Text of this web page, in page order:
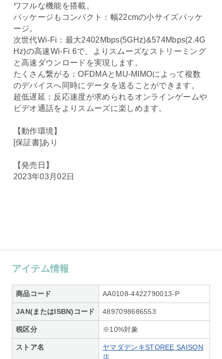
ワフルな機能を搭載。
パッケージもコンパクト：幅22cmの小サイズパッケ
ージ。
次世代Wi-Fi：最大2402Mbps(5GHz)&574Mbps(2.4G
Hz)の高速Wi-Fi 6で、よりスムーズなストリーミング
と高速ダウンロードを実現します。
たくさん繋がる：OFDMAとMU-MIMOによって複数
のデバイスへ同時にデータを送ることができます。
超低遅延：反応速度が求められるオンラインゲームや
ビデオ通話をよりスムーズに楽しめます。
【動作環境】
[保証書]あり
【発売日】
2023年03月02日
アイテム情報
商品コード AA0108-4422790013-P
JAN(またはISBN)コード 4897098686553
税区分 ※10%対象
ストア名
ヤマダデンキSTOREE SAISON